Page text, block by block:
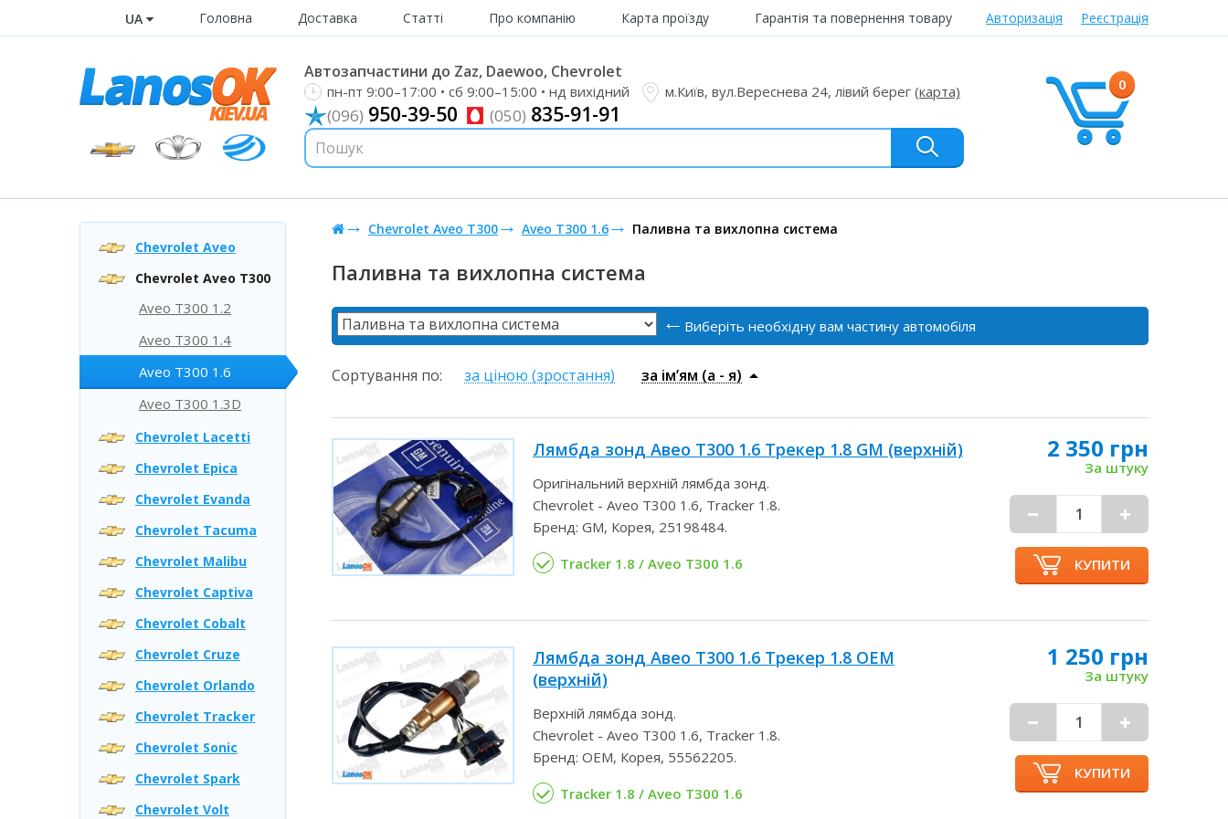
UA Головна Доставка Статті Про компанію Карта проїзду Гарантія та повернення товару Авторизація Реєстрація
0
Автозапчастини до Zaz, Daewoo, Chevrolet
пн-пт 9:00–17:00 • сб 9:00–15:00 • нд вихідний м.Київ, вул.Вереснева 24, лівий берег (карта)
(096) 950-39-50 (050) 835-91-91
Chevrolet Aveo
Chevrolet Aveo T300
Aveo T300 1.2
Aveo T300 1.4
Aveo T300 1.6
Aveo T300 1.3D
Chevrolet Lacetti
Chevrolet Epica
Chevrolet Evanda
Chevrolet Tacuma
Chevrolet Malibu
Chevrolet Captiva
Chevrolet Cobalt
Chevrolet Cruze
Chevrolet Orlando
Chevrolet Tracker
Chevrolet Sonic
Chevrolet Spark
Chevrolet Volt
Chevrolet Aveo T300 Aveo T300 1.6 Паливна та вихлопна система
Паливна та вихлопна система
Виберіть необхідну вам частину автомобіля
Сортування по: за ціною (зростання) за ім’ям (a - я)
2 350 грн
За штуку
КУПИТИ
Лямбда зонд Авео Т300 1.6 Трекер 1.8 GM (верхній)
Оригінальний верхній лямбда зонд.
Chevrolet - Aveo T300 1.6, Tracker 1.8.
Бренд: GM, Корея, 25198484.
Tracker 1.8 / Aveo T300 1.6
1 250 грн
За штуку
КУПИТИ
Лямбда зонд Авео Т300 1.6 Трекер 1.8 OEM
(верхній)
Верхній лямбда зонд.
Chevrolet - Aveo T300 1.6, Tracker 1.8.
Бренд: OEM, Корея, 55562205.
Tracker 1.8 / Aveo T300 1.6